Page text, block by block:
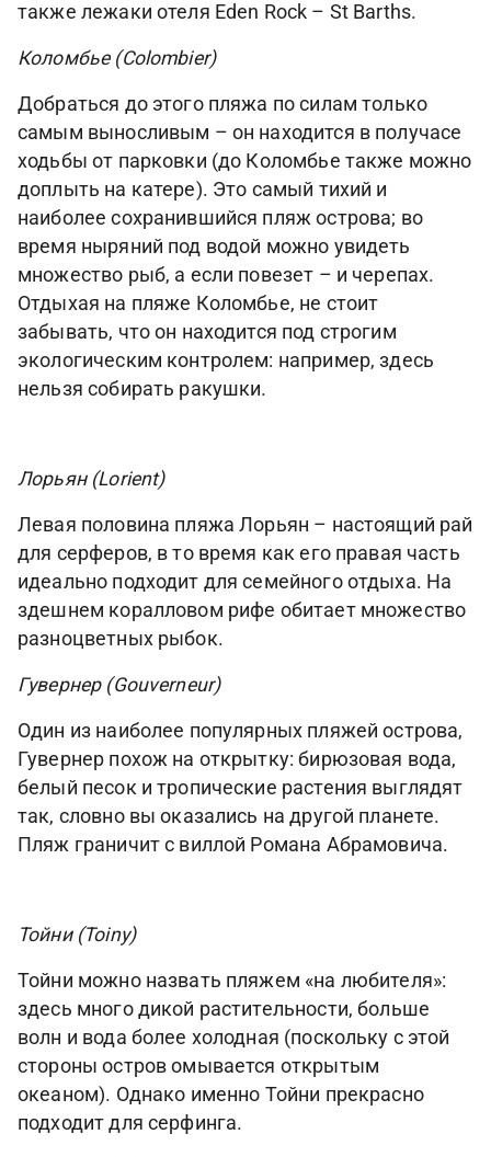
также лежаки отеля Eden Rock – St Barths.
Коломбье (Colombier)
Добраться до этого пляжа по силам только
самым выносливым – он находится в получасе
ходьбы от парковки (до Коломбье также можно
доплыть на катере). Это самый тихий и
наиболее сохранившийся пляж острова; во
время ныряний под водой можно увидеть
множество рыб, а если повезет – и черепах.
Отдыхая на пляже Коломбье, не стоит
забывать, что он находится под строгим
экологическим контролем: например, здесь
нельзя собирать ракушки.
Лорьян (Lorient)
Левая половина пляжа Лорьян – настоящий рай
для серферов, в то время как его правая часть
идеально подходит для семейного отдыха. На
здешнем коралловом рифе обитает множество
разноцветных рыбок.
Гувернер (Gouverneur)
Один из наиболее популярных пляжей острова,
Гувернер похож на открытку: бирюзовая вода,
белый песок и тропические растения выглядят
так, словно вы оказались на другой планете.
Пляж граничит с виллой Романа Абрамовича.
Тойни (Toiny)
Тойни можно назвать пляжем «на любителя»:
здесь много дикой растительности, больше
волн и вода более холодная (поскольку с этой
стороны остров омывается открытым
океаном). Однако именно Тойни прекрасно
подходит для серфинга.